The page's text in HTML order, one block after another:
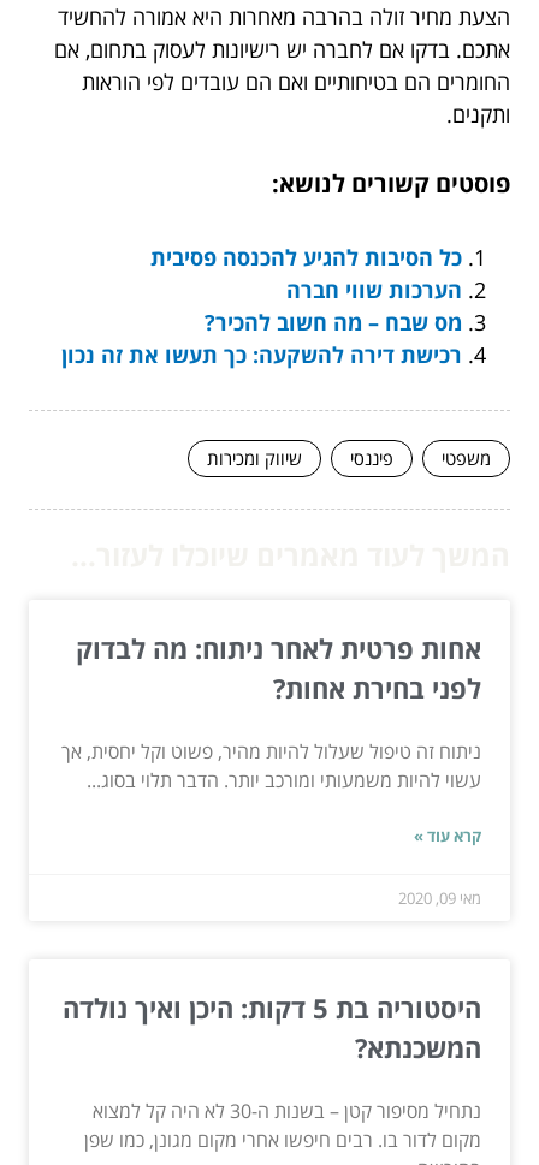
הצעת מחיר זולה בהרבה מאחרות היא אמורה להחשיד
אתכם. בדקו אם לחברה יש רישיונות לעסוק בתחום, אם
החומרים הם בטיחותיים ואם הם עובדים לפי הוראות
ותקנים.
פוסטים קשורים לנושא:
כל הסיבות להגיע להכנסה פסיבית
הערכות שווי חברה
מס שבח – מה חשוב להכיר?
רכישת דירה להשקעה: כך תעשו את זה נכון
משפטי פיננסי שיווק ומכירות
אחות פרטית לאחר ניתוח: מה לבדוק
לפני בחירת אחות?
ניתוח זה טיפול שעלול להיות מהיר, פשוט וקל יחסית, אך
עשוי להיות משמעותי ומורכב יותר. הדבר תלוי בסוג...
קרא עוד »
מאי 09, 2020
היסטוריה בת 5 דקות: היכן ואיך נולדה
המשכנתא?
נתחיל מסיפור קטן – בשנות ה-30 לא היה קל למצוא
מקום לדור בו. רבים חיפשו אחרי מקום מגונן, כמו שפן